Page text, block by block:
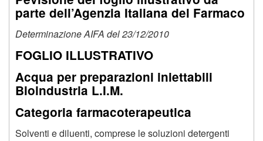
parte dell’Agenzia Italiana del Farmaco
Determinazione AIFA del 23/12/2010
FOGLIO ILLUSTRATIVO
Acqua per preparazioni iniettabili
Bioindustria L.I.M.
Categoria farmacoterapeutica
Solventi e diluenti, comprese le soluzioni detergenti